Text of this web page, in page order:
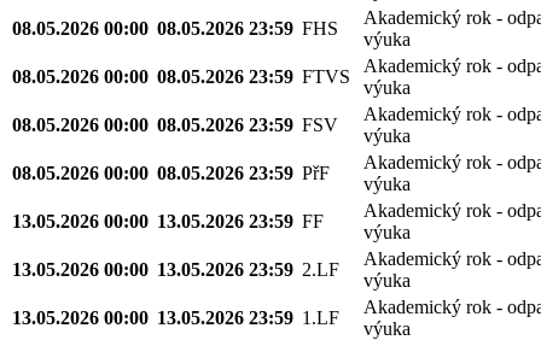
08.05.2026 00:00 08.05.2026 23:59 FHS
Akademický rok -
výuka
08.05.2026 00:00 08.05.2026 23:59 FTVS
Akademický rok -
výuka
08.05.2026 00:00 08.05.2026 23:59 FSV
Akademický rok -
výuka
08.05.2026 00:00 08.05.2026 23:59 PřF
Akademický rok -
výuka
13.05.2026 00:00 13.05.2026 23:59 FF
Akademický rok -
výuka
13.05.2026 00:00 13.05.2026 23:59 2.LF
Akademický rok -
výuka
13.05.2026 00:00 13.05.2026 23:59 1.LF
Akademický rok -
výuka